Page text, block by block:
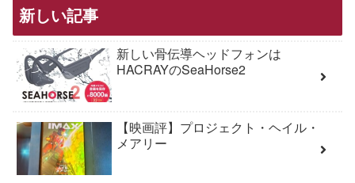
新しい記事
新しい骨伝導ヘッドフォンは
HACRAYのSeaHorse2
【映画評】プロジェクト・ヘイル・
メアリー